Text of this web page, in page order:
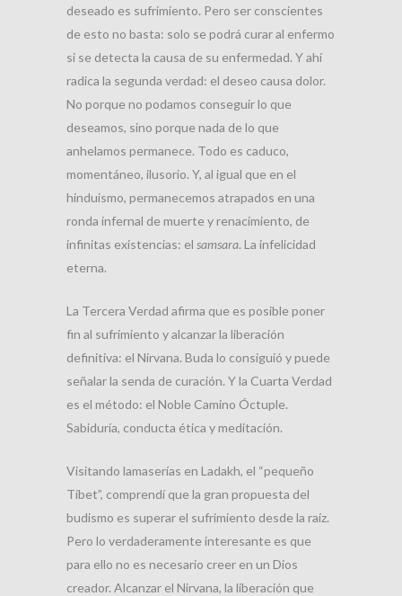
deseado es sufrimiento. Pero ser conscientes
de esto no basta: solo se podrá curar al enfermo
si se detecta la causa de su enfermedad. Y ahí
radica la segunda verdad: el deseo causa dolor.
No porque no podamos conseguir lo que
deseamos, sino porque nada de lo que
anhelamos permanece. Todo es caduco,
momentáneo, ilusorio. Y, al igual que en el
hinduismo, permanecemos atrapados en una
ronda infernal de muerte y renacimiento, de
infinitas existencias: el samsara. La infelicidad
eterna.
La Tercera Verdad afirma que es posible poner
fin al sufrimiento y alcanzar la liberación
definitiva: el Nirvana. Buda lo consiguió y puede
señalar la senda de curación. Y la Cuarta Verdad
es el método: el Noble Camino Óctuple.
Sabiduría, conducta ética y meditación.
Visitando lamaserías en Ladakh, el “pequeño
Tíbet”, comprendí que la gran propuesta del
budismo es superar el sufrimiento desde la raíz.
Pero lo verdaderamente interesante es que
para ello no es necesario creer en un Dios
creador. Alcanzar el Nirvana, la liberación que